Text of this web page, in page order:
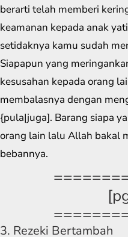
berarti telah memberi
keamanan kepada anak
setidaknya kamu sudah
Siapapun yang
kesusahan kepada orang
membalasnya dengan
{pula|juga]. Barang siapa
orang lain lalu Allah bakal
bebannya.
3. Rezeki Bertambah